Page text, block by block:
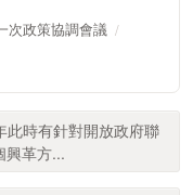
次政策協調會議
時有針對開放政府聯
興革方...